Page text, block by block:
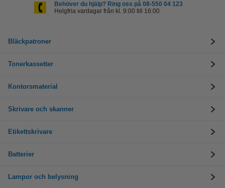
Behöver du hjälp? Ring oss på 08-550 04 123
Helgfria vardagar från kl. 9:00 till 16:00
Bläckpatroner
Tonerkassetter
Kontorsmaterial
Skrivare och skanner
Etikettskrivare
Batterier
Lampor och belysning